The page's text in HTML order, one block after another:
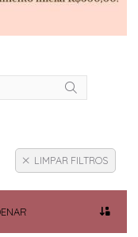
LIMPAR FILTROS